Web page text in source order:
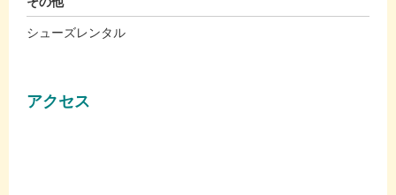
シューズレンタル
アクセス